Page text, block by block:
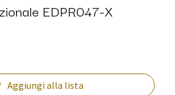
EDPR047-X
Aggiungi alla lista